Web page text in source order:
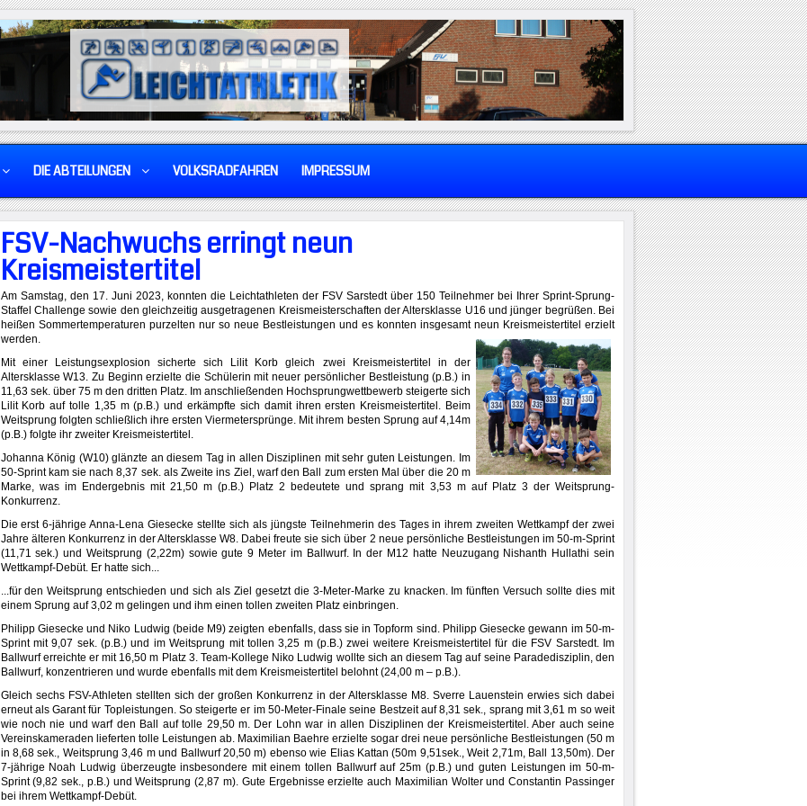
DIE ABTEILUNGEN VOLKSRADFAHREN IMPRESSUM
FSV-Nachwuchs erringt neun
Kreismeistertitel
Am Samstag, den 17. Juni 2023, konnten die Leichtathleten der FSV Sarstedt über 150 Teilnehmer bei Ihrer Sprint-Sprung-
Staffel Challenge sowie den gleichzeitig ausgetragenen Kreismeisterschaften der Altersklasse U16 und jünger begrüßen. Bei
heißen Sommertemperaturen purzelten nur so neue Bestleistungen und es konnten insgesamt neun Kreismeistertitel erzielt
werden.
Mit einer Leistungsexplosion sicherte sich Lilit Korb gleich zwei Kreismeistertitel in der
Altersklasse W13. Zu Beginn erzielte die Schülerin mit neuer persönlicher Bestleistung (p.B.) in
11,63 sek. über 75 m den dritten Platz. Im anschließenden Hochsprungwettbewerb steigerte sich
Lilit Korb auf tolle 1,35 m (p.B.) und erkämpfte sich damit ihren ersten Kreismeistertitel. Beim
Weitsprung folgten schließlich ihre ersten Viermetersprünge. Mit ihrem besten Sprung auf 4,14m
(p.B.) folgte ihr zweiter Kreismeistertitel.
Johanna König (W10) glänzte an diesem Tag in allen Disziplinen mit sehr guten Leistungen. Im
50-Sprint kam sie nach 8,37 sek. als Zweite ins Ziel, warf den Ball zum ersten Mal über die 20 m
Marke, was im Endergebnis mit 21,50 m (p.B.) Platz 2 bedeutete und sprang mit 3,53 m auf Platz 3 der Weitsprung-
Konkurrenz.
Die erst 6-jährige Anna-Lena Giesecke stellte sich als jüngste Teilnehmerin des Tages in ihrem zweiten Wettkampf der zwei
Jahre älteren Konkurrenz in der Altersklasse W8. Dabei freute sie sich über 2 neue persönliche Bestleistungen im 50-m-Sprint
(11,71 sek.) und Weitsprung (2,22m) sowie gute 9 Meter im Ballwurf. In der M12 hatte Neuzugang Nishanth Hullathi sein
Wettkampf-Debüt. Er hatte sich...
...für den Weitsprung entschieden und sich als Ziel gesetzt die 3-Meter-Marke zu knacken. Im fünften Versuch sollte dies mit
einem Sprung auf 3,02 m gelingen und ihm einen tollen zweiten Platz einbringen.
Philipp Giesecke und Niko Ludwig (beide M9) zeigten ebenfalls, dass sie in Topform sind. Philipp Giesecke gewann im 50-m-
Sprint mit 9,07 sek. (p.B.) und im Weitsprung mit tollen 3,25 m (p.B.) zwei weitere Kreismeistertitel für die FSV Sarstedt. Im
Ballwurf erreichte er mit 16,50 m Platz 3. Team-Kollege Niko Ludwig wollte sich an diesem Tag auf seine Paradedisziplin, den
Ballwurf, konzentrieren und wurde ebenfalls mit dem Kreismeistertitel belohnt (24,00 m – p.B.).
Gleich sechs FSV-Athleten stellten sich der großen Konkurrenz in der Altersklasse M8. Sverre Lauenstein erwies sich dabei
erneut als Garant für Topleistungen. So steigerte er im 50-Meter-Finale seine Bestzeit auf 8,31 sek., sprang mit 3,61 m so weit
wie noch nie und warf den Ball auf tolle 29,50 m. Der Lohn war in allen Disziplinen der Kreismeistertitel. Aber auch seine
Vereinskameraden lieferten tolle Leistungen ab. Maximilian Baehre erzielte sogar drei neue persönliche Bestleistungen (50 m
in 8,68 sek., Weitsprung 3,46 m und Ballwurf 20,50 m) ebenso wie Elias Kattan (50m 9,51sek., Weit 2,71m, Ball 13,50m). Der
7-jährige Noah Ludwig überzeugte insbesondere mit einem tollen Ballwurf auf 25m (p.B.) und guten Leistungen im 50-m-
Sprint (9,82 sek., p.B.) und Weitsprung (2,87 m). Gute Ergebnisse erzielte auch Maximilian Wolter und Constantin Passinger
bei ihrem Wettkampf-Debüt.